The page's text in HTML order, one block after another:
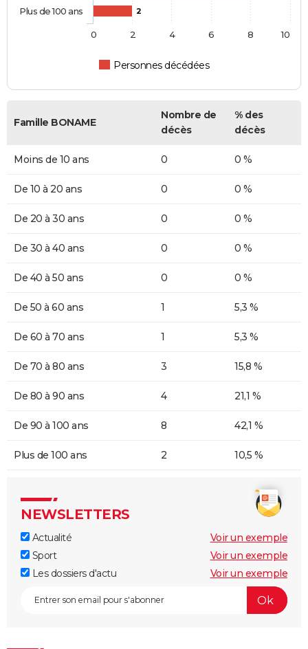
2
Personnes décédées
Plus de 100 ans
0 2 4 6 8 10
Famille BONAME
Nombre de
décès
% des
décès
Moins de 10 ans 0 0 %
De 10 à 20 ans 0 0 %
De 20 à 30 ans 0 0 %
De 30 à 40 ans 0 0 %
De 40 à 50 ans 0 0 %
De 50 à 60 ans 1 5,3 %
De 60 à 70 ans 1 5,3 %
De 70 à 80 ans 3 15,8 %
De 80 à 90 ans 4 21,1 %
De 90 à 100 ans 8 42,1 %
Plus de 100 ans 2 10,5 %
NEWSLETTERS
Actualité
Voir un exemple
Sport
Voir un exemple
Les dossiers d'actu
Voir un exemple